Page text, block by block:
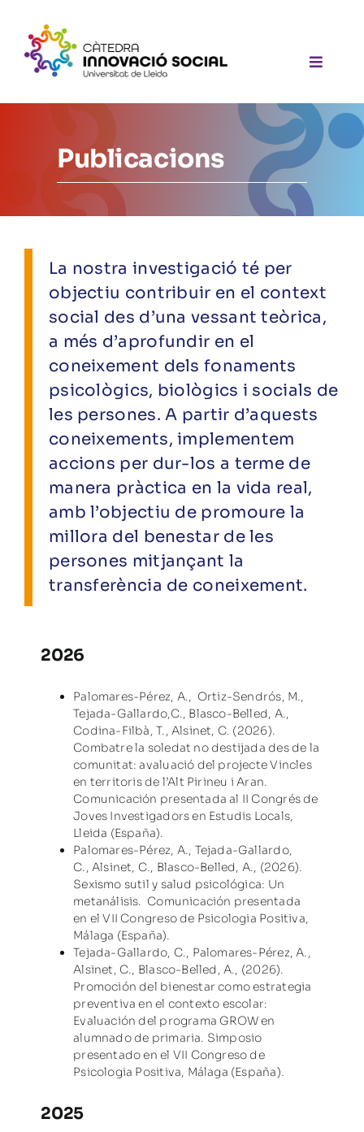
content
Toggle
Projectes
Contacte
Publicacions
La nostra investigació té per
objectiu contribuir en el context
social des d’una vessant teòrica,
a més d’aprofundir en el
coneixement dels fonaments
psicològics, biològics i socials de
les persones. A partir d’aquests
coneixements, implementem
accions per dur-los a terme de
manera pràctica en la vida real,
amb l’objectiu de promoure la
millora del benestar de les
persones mitjançant la
transferència de coneixement.
2026
Palomares-Pérez, A., Ortiz-Sendrós, M.,
Tejada-Gallardo,C., Blasco-Belled, A.,
Codina-Filbà, T., Alsinet, C. (2026).
Combatre la soledat no destijada des de la
comunitat: avaluació del projecte Vincles
en territoris de l’Alt Pirineu i Aran.
Comunicación presentada al II Congrés de
Joves Investigadors en Estudis Locals,
Lleida (España).
Palomares-Pérez, A., Tejada-Gallardo,
C., Alsinet, C., Blasco-Belled, A., (2026).
Sexismo sutil y salud psicológica: Un
metanálisis. Comunicación presentada
en el VII Congreso de Psicologia Positiva,
Málaga (España).
Tejada-Gallardo, C., Palomares-Pérez, A.,
Alsinet, C., Blasco-Belled, A., (2026).
Promoción del bienestar como estrategia
preventiva en el contexto escolar:
Evaluación del programa GROW en
alumnado de primaria. Simposio
presentado en el VII Congreso de
Psicologia Positiva, Málaga (España).
2025